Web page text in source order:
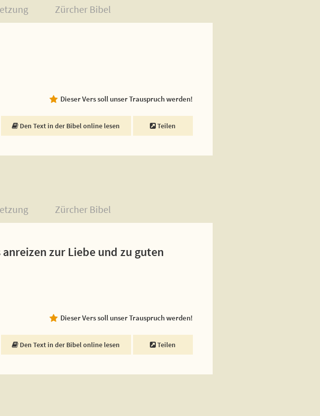
Zürcher Bibel
Dieser Vers soll unser Trauspruch werden!
Den Text in der Bibel online lesen Teilen
Zürcher Bibel
zur Liebe und zu guten
Dieser Vers soll unser Trauspruch werden!
Den Text in der Bibel online lesen Teilen